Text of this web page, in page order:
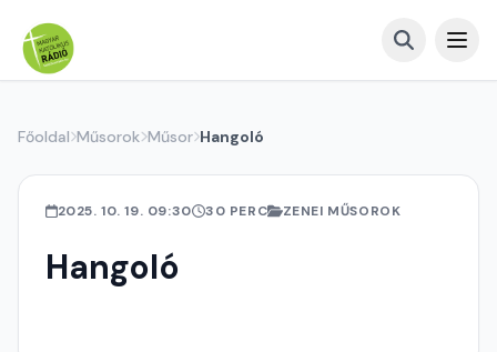
Főoldal Műsorok Műsor Hangoló
2025. 10. 19. 09:30 30 PERC ZENEI MŰSOROK
Hangoló